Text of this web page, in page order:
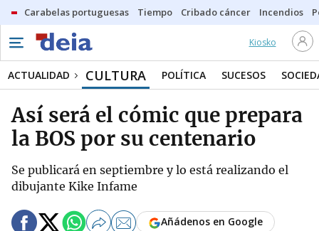
Carabelas portuguesas Tiempo Cribado cáncer Incendios
Kiosko
ACTUALIDAD CULTURA POLÍTICA SUCESOS
Así será el cómic que prepara
la BOS por su centenario
Se publicará en septiembre y lo está realizando el
dibujante Kike Infame
Añádenos en Google